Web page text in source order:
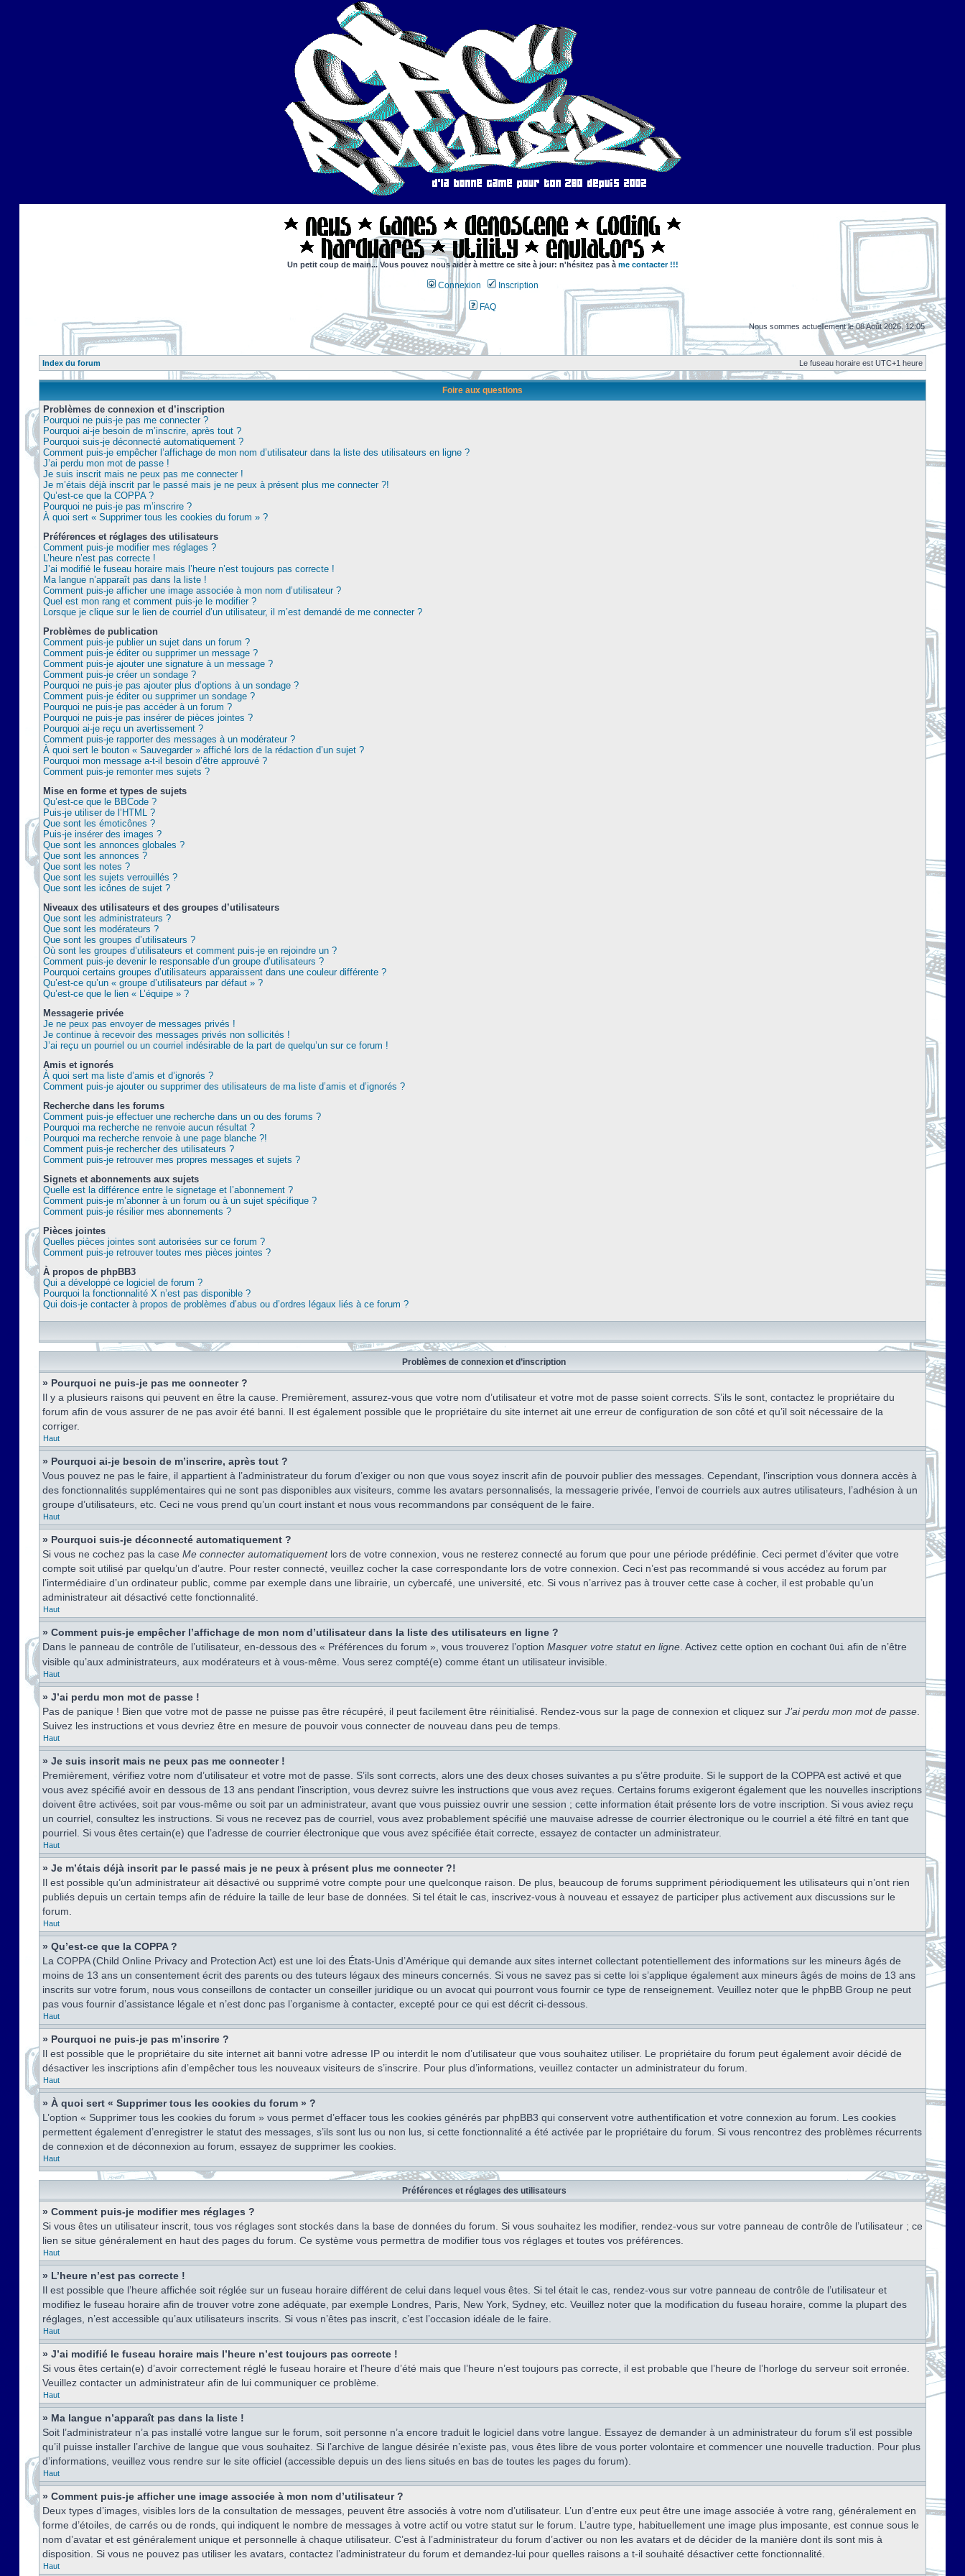
Un petit coup de main... Vous pouvez nous aider à mettre ce site à jour: n'hésitez pas à me contacter !!!
Connexion Inscription
FAQ
Nous sommes actuellement le 08 Août 2026, 12:05
Index du forum Le fuseau horaire est UTC+1 heure
Foire aux questions
Problèmes de connexion et d’inscription
Pourquoi ne puis-je pas me connecter ?
Pourquoi ai-je besoin de m’inscrire, après tout ?
Pourquoi suis-je déconnecté automatiquement ?
Comment puis-je empêcher l’affichage de mon nom d’utilisateur dans la liste des utilisateurs en ligne ?
J’ai perdu mon mot de passe !
Je suis inscrit mais ne peux pas me connecter !
Je m’étais déjà inscrit par le passé mais je ne peux à présent plus me connecter ?!
Qu’est-ce que la COPPA ?
Pourquoi ne puis-je pas m’inscrire ?
À quoi sert « Supprimer tous les cookies du forum » ?
Préférences et réglages des utilisateurs
Comment puis-je modifier mes réglages ?
L’heure n’est pas correcte !
J’ai modifié le fuseau horaire mais l’heure n’est toujours pas correcte !
Ma langue n’apparaît pas dans la liste !
Comment puis-je afficher une image associée à mon nom d’utilisateur ?
Quel est mon rang et comment puis-je le modifier ?
Lorsque je clique sur le lien de courriel d’un utilisateur, il m’est demandé de me connecter ?
Problèmes de publication
Comment puis-je publier un sujet dans un forum ?
Comment puis-je éditer ou supprimer un message ?
Comment puis-je ajouter une signature à un message ?
Comment puis-je créer un sondage ?
Pourquoi ne puis-je pas ajouter plus d’options à un sondage ?
Comment puis-je éditer ou supprimer un sondage ?
Pourquoi ne puis-je pas accéder à un forum ?
Pourquoi ne puis-je pas insérer de pièces jointes ?
Pourquoi ai-je reçu un avertissement ?
Comment puis-je rapporter des messages à un modérateur ?
À quoi sert le bouton « Sauvegarder » affiché lors de la rédaction d’un sujet ?
Pourquoi mon message a-t-il besoin d’être approuvé ?
Comment puis-je remonter mes sujets ?
Mise en forme et types de sujets
Qu’est-ce que le BBCode ?
Puis-je utiliser de l’HTML ?
Que sont les émoticônes ?
Puis-je insérer des images ?
Que sont les annonces globales ?
Que sont les annonces ?
Que sont les notes ?
Que sont les sujets verrouillés ?
Que sont les icônes de sujet ?
Niveaux des utilisateurs et des groupes d’utilisateurs
Que sont les administrateurs ?
Que sont les modérateurs ?
Que sont les groupes d’utilisateurs ?
Où sont les groupes d’utilisateurs et comment puis-je en rejoindre un ?
Comment puis-je devenir le responsable d’un groupe d’utilisateurs ?
Pourquoi certains groupes d’utilisateurs apparaissent dans une couleur différente ?
Qu’est-ce qu’un « groupe d’utilisateurs par défaut » ?
Qu’est-ce que le lien « L’équipe » ?
Messagerie privée
Je ne peux pas envoyer de messages privés !
Je continue à recevoir des messages privés non sollicités !
J’ai reçu un pourriel ou un courriel indésirable de la part de quelqu’un sur ce forum !
Amis et ignorés
À quoi sert ma liste d’amis et d’ignorés ?
Comment puis-je ajouter ou supprimer des utilisateurs de ma liste d’amis et d’ignorés ?
Recherche dans les forums
Comment puis-je effectuer une recherche dans un ou des forums ?
Pourquoi ma recherche ne renvoie aucun résultat ?
Pourquoi ma recherche renvoie à une page blanche ?!
Comment puis-je rechercher des utilisateurs ?
Comment puis-je retrouver mes propres messages et sujets ?
Signets et abonnements aux sujets
Quelle est la différence entre le signetage et l’abonnement ?
Comment puis-je m’abonner à un forum ou à un sujet spécifique ?
Comment puis-je résilier mes abonnements ?
Pièces jointes
Quelles pièces jointes sont autorisées sur ce forum ?
Comment puis-je retrouver toutes mes pièces jointes ?
À propos de phpBB3
Qui a développé ce logiciel de forum ?
Pourquoi la fonctionnalité X n’est pas disponible ?
Qui dois-je contacter à propos de problèmes d’abus ou d’ordres légaux liés à ce forum ?
Problèmes de connexion et d’inscription
» Pourquoi ne puis-je pas me connecter ?
Il y a plusieurs raisons qui peuvent en être la cause. Premièrement, assurez-vous que votre nom d’utilisateur et votre mot de passe soient corrects. S’ils le sont, contactez le propriétaire du
forum afin de vous assurer de ne pas avoir été banni. Il est également possible que le propriétaire du site internet ait une erreur de configuration de son côté et qu’il soit nécessaire de la
corriger.
Haut
» Pourquoi ai-je besoin de m’inscrire, après tout ?
Vous pouvez ne pas le faire, il appartient à l’administrateur du forum d’exiger ou non que vous soyez inscrit afin de pouvoir publier des messages. Cependant, l’inscription vous donnera accès à
des fonctionnalités supplémentaires qui ne sont pas disponibles aux visiteurs, comme les avatars personnalisés, la messagerie privée, l’envoi de courriels aux autres utilisateurs, l’adhésion à un
groupe d’utilisateurs, etc. Ceci ne vous prend qu’un court instant et nous vous recommandons par conséquent de le faire.
Haut
» Pourquoi suis-je déconnecté automatiquement ?
Si vous ne cochez pas la case Me connecter automatiquementlors de votre connexion, vous ne resterez connecté au forum que pour une période prédéfinie. Ceci permet d’éviter que votre
compte soit utilisé par quelqu’un d’autre. Pour rester connecté, veuillez cocher la case correspondante lors de votre connexion. Ceci n’est pas recommandé si vous accédez au forum par
l’intermédiaire d’un ordinateur public, comme par exemple dans une librairie, un cybercafé, une université, etc. Si vous n’arrivez pas à trouver cette case à cocher, il est probable qu’un
administrateur ait désactivé cette fonctionnalité.
Haut
» Comment puis-je empêcher l’affichage de mon nom d’utilisateur dans la liste des utilisateurs en ligne ?
Dans le panneau de contrôle de l’utilisateur, en-dessous des « Préférences du forum », vous trouverez l’option Masquer votre statut en ligne . Activez cette option en cochant Oui afin de n’être
visible qu’aux administrateurs, aux modérateurs et à vous-même. Vous serez compté(e) comme étant un utilisateur invisible.
Haut
» J’ai perdu mon mot de passe !
Pas de panique ! Bien que votre mot de passe ne puisse pas être récupéré, il peut facilement être réinitialisé. Rendez-vous sur la page de connexion et cliquez sur J’ai perdu mon mot de passe
Suivez les instructions et vous devriez être en mesure de pouvoir vous connecter de nouveau dans peu de temps.
Haut
» Je suis inscrit mais ne peux pas me connecter !
Premièrement, vérifiez votre nom d’utilisateur et votre mot de passe. S’ils sont corrects, alors une des deux choses suivantes a pu s’être produite. Si le support de la COPPA est activé et que
vous avez spécifié avoir en dessous de 13 ans pendant l’inscription, vous devrez suivre les instructions que vous avez reçues. Certains forums exigeront également que les nouvelles inscriptions
doivent être activées, soit par vous-même ou soit par un administrateur, avant que vous puissiez ouvrir une session ; cette information était présente lors de votre inscription. Si vous aviez reçu
un courriel, consultez les instructions. Si vous ne recevez pas de courriel, vous avez probablement spécifié une mauvaise adresse de courrier électronique ou le courriel a été filtré en tant que
pourriel. Si vous êtes certain(e) que l’adresse de courrier électronique que vous avez spécifiée était correcte, essayez de contacter un administrateur.
Haut
» Je m’étais déjà inscrit par le passé mais je ne peux à présent plus me connecter ?!
Il est possible qu’un administrateur ait désactivé ou supprimé votre compte pour une quelconque raison. De plus, beaucoup de forums suppriment périodiquement les utilisateurs qui n’ont rien
publiés depuis un certain temps afin de réduire la taille de leur base de données. Si tel était le cas, inscrivez-vous à nouveau et essayez de participer plus activement aux discussions sur le
forum.
Haut
» Qu’est-ce que la COPPA ?
La COPPA (Child Online Privacy and Protection Act) est une loi des États-Unis d’Amérique qui demande aux sites internet collectant potentiellement des informations sur les mineurs âgés de
moins de 13 ans un consentement écrit des parents ou des tuteurs légaux des mineurs concernés. Si vous ne savez pas si cette loi s’applique également aux mineurs âgés de moins de 13 ans
inscrits sur votre forum, nous vous conseillons de contacter un conseiller juridique ou un avocat qui pourront vous fournir ce type de renseignement. Veuillez noter que le phpBB Group ne peut
pas vous fournir d’assistance légale et n’est donc pas l’organisme à contacter, excepté pour ce qui est décrit ci-dessous.
Haut
» Pourquoi ne puis-je pas m’inscrire ?
Il est possible que le propriétaire du site internet ait banni votre adresse IP ou interdit le nom d’utilisateur que vous souhaitez utiliser. Le propriétaire du forum peut également avoir décidé de
désactiver les inscriptions afin d’empêcher tous les nouveaux visiteurs de s’inscrire. Pour plus d’informations, veuillez contacter un administrateur du forum.
Haut
» À quoi sert « Supprimer tous les cookies du forum » ?
L’option « Supprimer tous les cookies du forum » vous permet d’effacer tous les cookies générés par phpBB3 qui conservent votre authentification et votre connexion au forum. Les cookies
permettent également d’enregistrer le statut des messages, s’ils sont lus ou non lus, si cette fonctionnalité a été activée par le propriétaire du forum. Si vous rencontrez des problèmes récurrents
de connexion et de déconnexion au forum, essayez de supprimer les cookies.
Haut
Préférences et réglages des utilisateurs
» Comment puis-je modifier mes réglages ?
Si vous êtes un utilisateur inscrit, tous vos réglages sont stockés dans la base de données du forum. Si vous souhaitez les modifier, rendez-vous sur votre panneau de contrôle de l’utilisateur ; ce
lien se situe généralement en haut des pages du forum. Ce système vous permettra de modifier tous vos réglages et toutes vos préférences.
Haut
» L’heure n’est pas correcte !
Il est possible que l’heure affichée soit réglée sur un fuseau horaire différent de celui dans lequel vous êtes. Si tel était le cas, rendez-vous sur votre panneau de contrôle de l’utilisateur et
modifiez le fuseau horaire afin de trouver votre zone adéquate, par exemple Londres, Paris, New York, Sydney, etc. Veuillez noter que la modification du fuseau horaire, comme la plupart des
réglages, n’est accessible qu’aux utilisateurs inscrits. Si vous n’êtes pas inscrit, c’est l’occasion idéale de le faire.
Haut
» J’ai modifié le fuseau horaire mais l’heure n’est toujours pas correcte !
Si vous êtes certain(e) d’avoir correctement réglé le fuseau horaire et l’heure d’été mais que l’heure n’est toujours pas correcte, il est probable que l’heure de l’horloge du serveur soit erronée.
Veuillez contacter un administrateur afin de lui communiquer ce problème.
Haut
» Ma langue n’apparaît pas dans la liste !
Soit l’administrateur n’a pas installé votre langue sur le forum, soit personne n’a encore traduit le logiciel dans votre langue. Essayez de demander à un administrateur du forum s’il est possible
qu’il puisse installer l’archive de langue que vous souhaitez. Si l’archive de langue désirée n’existe pas, vous êtes libre de vous porter volontaire et commencer une nouvelle traduction. Pour plus
d’informations, veuillez vous rendre sur le site officiel (accessible depuis un des liens situés en bas de toutes les pages du forum).
Haut
» Comment puis-je afficher une image associée à mon nom d’utilisateur ?
Deux types d’images, visibles lors de la consultation de messages, peuvent être associés à votre nom d’utilisateur. L’un d’entre eux peut être une image associée à votre rang, généralement en
forme d’étoiles, de carrés ou de ronds, qui indiquent le nombre de messages à votre actif ou votre statut sur le forum. L’autre type, habituellement une image plus imposante, est connue sous le
nom d’avatar et est généralement unique et personnelle à chaque utilisateur. C’est à l’administrateur du forum d’activer ou non les avatars et de décider de la manière dont ils sont mis à
disposition. Si vous ne pouvez pas utiliser les avatars, contactez l’administrateur du forum et demandez-lui pour quelles raisons a t-il souhaité désactiver cette fonctionnalité.
Haut